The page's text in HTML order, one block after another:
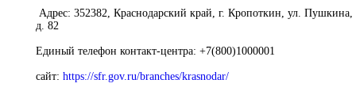
Адрес: 352382, Краснодарский край, г. Кропоткин, ул. Пушкина,
д. 82
Единый телефон контакт-центра: +7(800)1000001
сайт: https://sfr.gov.ru/branches/krasnodar/